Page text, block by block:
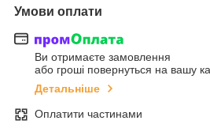
Умови оплати
Ви отримаєте замовлення
або гроші повернуться на вашу
Детальніше
Оплатити частинами